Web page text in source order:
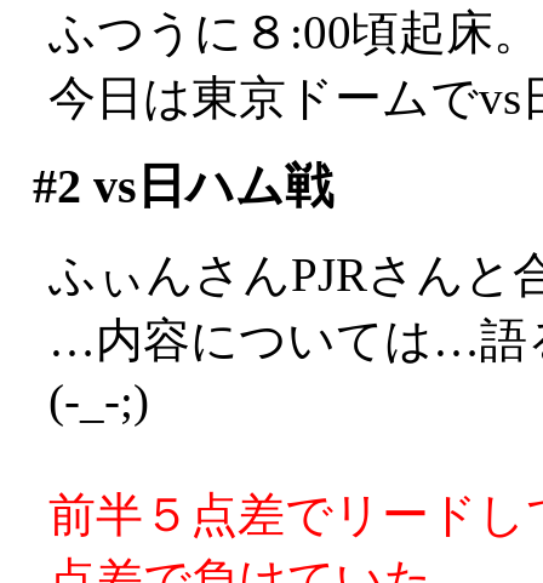
ふつうに８:00頃起床。
今日は東京ドームで
#2 vs日ハム戦
ふぃんさんPJRさんと
…内容については…語
(-_-;)
前半５点差でリード